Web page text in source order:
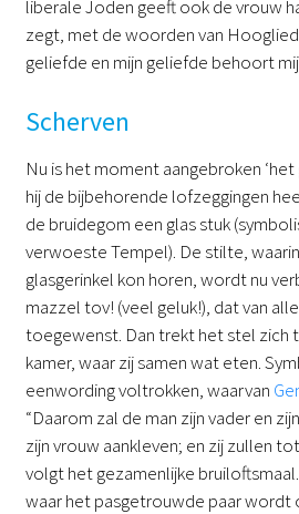
liberale Joden geeft ook de vrouw
zegt, met de woorden van
geliefde en mijn geliefde behoort
Scherven
Nu is het moment aangebroken ‘het
hij de bijbehorende lofzeggingen
de bruidegom een glas stuk
verwoeste Tempel). De stilte,
glasgerinkel kon horen, wordt nu
mazzel tov! (veel geluk!), dat van
toegewenst. Dan trekt het stel zich
kamer, waar zij samen wat eten.
eenwording voltrokken, waarvan
“Daarom zal de man zijn vader en
zijn vrouw aankleven; en zij zullen
volgt het gezamenlijke
waar het pasgetrouwde paar wordt